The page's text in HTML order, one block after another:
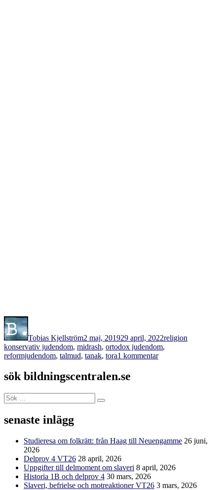
Tobias Kjellström2 maj, 201929 april, 2022religion
konservativ judendom, midrash, ortodox judendom,
reformjudendom, talmud, tanak, tora1 kommentartill
sök bildningscentralen.se
Sök
efter:
Sök
senaste inlägg
Studieresa om folkrätt: från Haag till Neuengamme 26 juni,
2026
Delprov 4 VT26 28 april, 2026
Uppgifter till delmoment om slaveri 8 april, 2026
Historia 1B och delprov 4 30 mars, 2026
Slaveri, befrielse och motreaktioner VT26 3 mars, 2026